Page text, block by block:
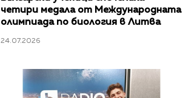
четири медала от Международната
олимпиада по биология в Литва
24.07.2026